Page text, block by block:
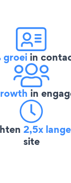
groei in
in
2,5x
site